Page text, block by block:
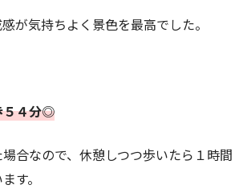
が気持ちよく景色を最高でした。
５４分◎
合なので、休憩しつつ歩いたら１時間
す。